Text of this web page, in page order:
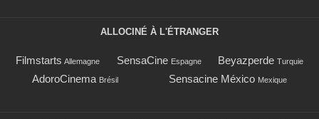
ALLOCINÉ À L'ÉTRANGER
Filmstarts Allemagne SensaCine Espagne Beyazperde Turquie
AdoroCinema Brésil Sensacine México Mexique